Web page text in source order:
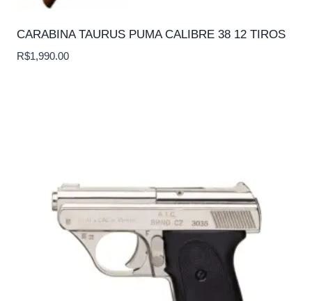
CARABINA TAURUS PUMA CALIBRE 38 12 TIROS
R$1,990.00